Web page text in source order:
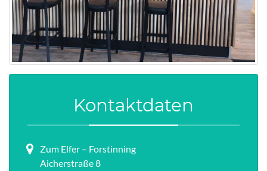
Kontaktdaten
Zum Elfer – Forstinning
Aicherstraße 8